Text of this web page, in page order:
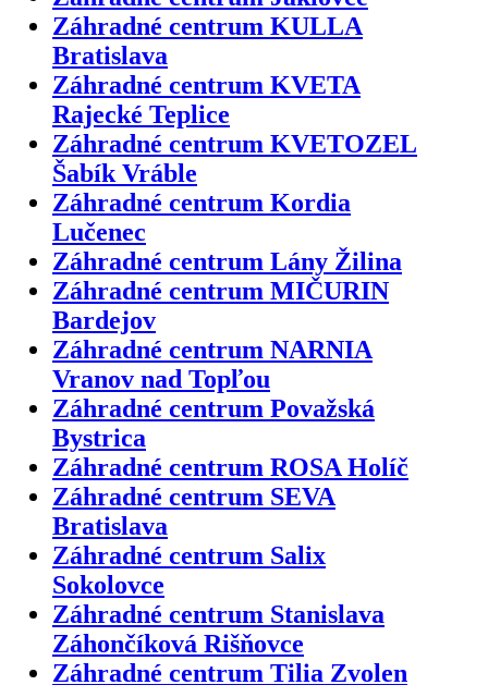
Záhradné centrum KULLA
Bratislava
Záhradné centrum KVETA
Rajecké Teplice
Záhradné centrum KVETOZEL
Šabík Vráble
Záhradné centrum Kordia
Lučenec
Záhradné centrum Lány Žilina
Záhradné centrum MIČURIN
Bardejov
Záhradné centrum NARNIA
Vranov nad Topľou
Záhradné centrum Považská
Bystrica
Záhradné centrum ROSA Holíč
Záhradné centrum SEVA
Bratislava
Záhradné centrum Salix
Sokolovce
Záhradné centrum Stanislava
Záhončíková Rišňovce
Záhradné centrum Tilia Zvolen